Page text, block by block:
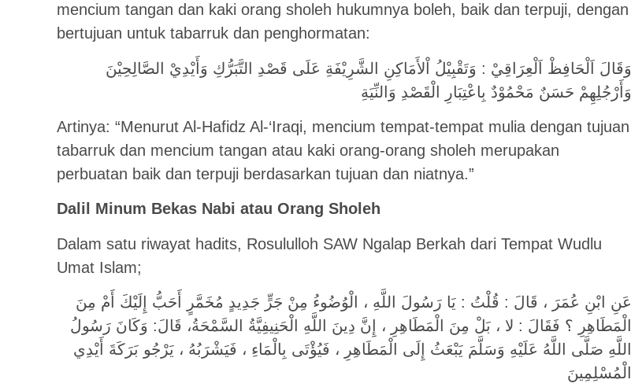
mencium tangan dan kaki orang sholeh hukumnya boleh, baik dan terpuji, dengan
bertujuan untuk tabarruk dan penghormatan:
وَقَالَ اَلْحَافِظْ اَلْعِرَاقِيْ : وَتَقْبِيْلُ اْلأَمَاكِنِ الشَّرِيْفَةِ عَلَى قَصْدِ التَّبَرُّكِ وَأَيْدِيْ الصَّالِحِيْنَ
وَأَرْجُلِهِمْ حَسَنٌ مَحْمُوْدٌ بِاعْتِبَارِ الْقَصْدِ وَالنِّيَةِ
Artinya: “Menurut Al-Hafidz Al-‘Iraqi, mencium tempat-tempat mulia dengan tujuan
tabarruk dan mencium tangan atau kaki orang-orang sholeh merupakan
perbuatan baik dan terpuji berdasarkan tujuan dan niatnya.”
Dalil Minum Bekas Nabi atau Orang Sholeh
Dalam satu riwayat hadits, Rosululloh SAW Ngalap Berkah dari Tempat Wudlu
Umat Islam;
عَنِ ابْنِ عُمَرَ ، قَالَ : قُلْتُ : يَا رَسُولَ اللَّهِ ، الْوُضُوءُ مِنْ جَرٍّ جَدِيدٍ مُخَمَّرٍ أَحَبُّ إِلَيْكَ أَمْ مِنَ
الْمَطَاهِرِ ؟ فَقَالَ : لا ، بَلْ مِنَ الْمَطَاهِرِ ، إِنَّ دِينَ اللَّهِ الْحَنِيفِيَّةُ السَّمْحَةُ، قَالَ: وَكَانَ رَسُولُ
اللَّهِ صَلَّى اللَّهُ عَلَيْهِ وَسَلَّمَ يَبْعَثُ إِلَى الْمَطَاهِرِ ، فَيُؤْتَى بِالْمَاءِ ، فَيَشْرَبُهُ ، يَرْجُو بَرَكَةَ أَيْدِي
الْمُسْلِمِينَ